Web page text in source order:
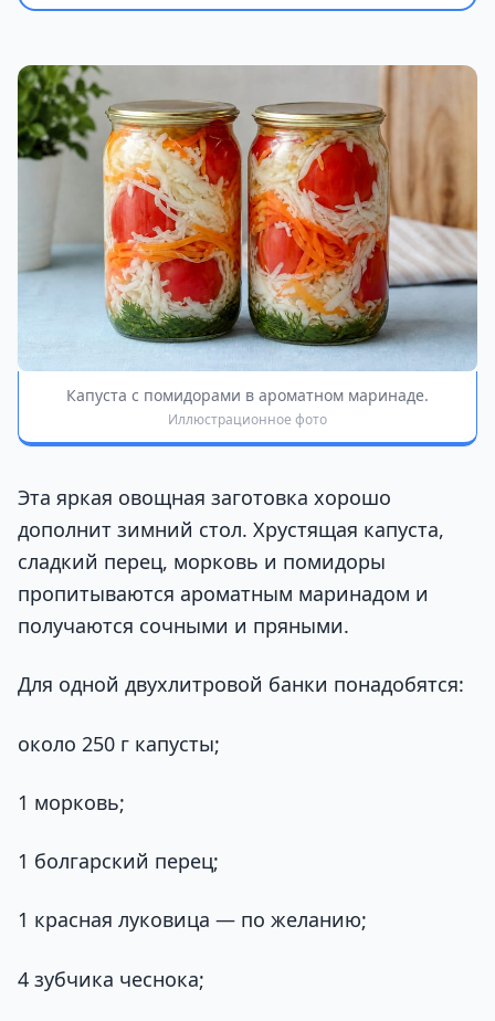
Капуста с помидорами в ароматном маринаде.
Иллюстрационное фото
Эта яркая овощная заготовка хорошо
дополнит зимний стол. Хрустящая капуста,
сладкий перец, морковь и помидоры
пропитываются ароматным маринадом и
получаются сочными и пряными.
Для одной двухлитровой банки понадобятся:
около 250 г капусты;
1 морковь;
1 болгарский перец;
1 красная луковица — по желанию;
4 зубчика чеснока;